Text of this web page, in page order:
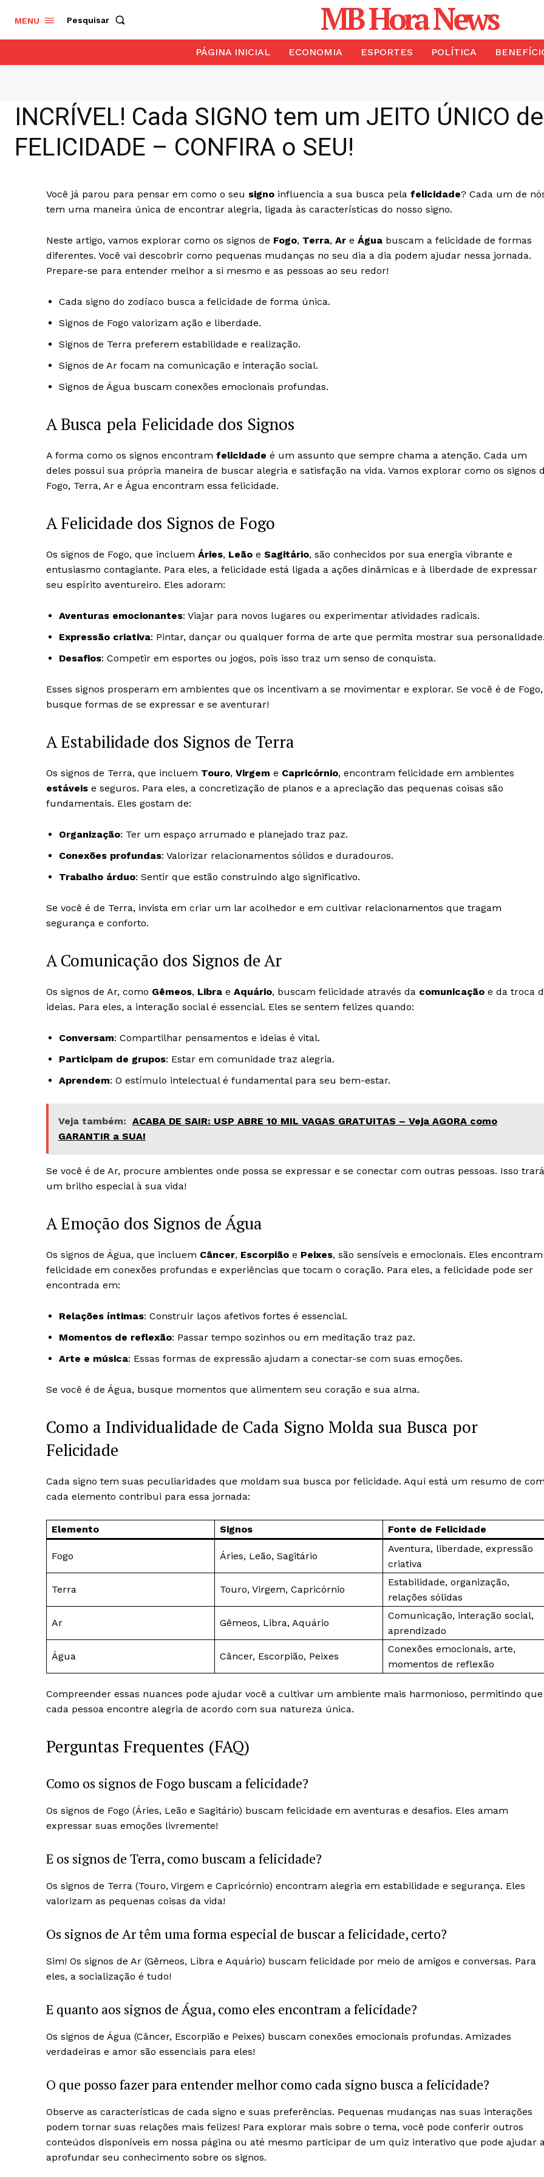
MENU Pesquisar MB Hora News
PÁGINA INICIAL ECONOMIA ESPORTES POLÍTICA
INCRÍVEL! Cada SIGNO tem um JEITO ÚNICO
FELICIDADE – CONFIRA o SEU!
Você já parou para pensar em como o seu signo influencia a sua busca pela felicidade? Cada um de
tem uma maneira única de encontrar alegria, ligada às características do nosso signo.
Neste artigo, vamos explorar como os signos de Fogo, Terra, Ar e Água buscam a felicidade de formas
diferentes. Você vai descobrir como pequenas mudanças no seu dia a dia podem ajudar nessa jornada.
Prepare-se para entender melhor a si mesmo e as pessoas ao seu redor!
Cada signo do zodíaco busca a felicidade de forma única.
Signos de Fogo valorizam ação e liberdade.
Signos de Terra preferem estabilidade e realização.
Signos de Ar focam na comunicação e interação social.
Signos de Água buscam conexões emocionais profundas.
A Busca pela Felicidade dos Signos
A forma como os signos encontram felicidade é um assunto que sempre chama a atenção. Cada um
deles possui sua própria maneira de buscar alegria e satisfação na vida. Vamos explorar como os signos
Fogo, Terra, Ar e Água encontram essa felicidade.
A Felicidade dos Signos de Fogo
Os signos de Fogo, que incluem Áries, Leão e Sagitário, são conhecidos por sua energia vibrante e
entusiasmo contagiante. Para eles, a felicidade está ligada a ações dinâmicas e à liberdade de expressar
seu espírito aventureiro. Eles adoram:
Aventuras emocionantes: Viajar para novos lugares ou experimentar atividades radicais.
Expressão criativa: Pintar, dançar ou qualquer forma de arte que permita mostrar sua
Desafios: Competir em esportes ou jogos, pois isso traz um senso de conquista.
Esses signos prosperam em ambientes que os incentivam a se movimentar e explorar. Se você é de Fogo,
busque formas de se expressar e se aventurar!
A Estabilidade dos Signos de Terra
Os signos de Terra, que incluem Touro, Virgem e Capricórnio, encontram felicidade em ambientes
estáveis e seguros. Para eles, a concretização de planos e a apreciação das pequenas coisas são
fundamentais. Eles gostam de:
Organização: Ter um espaço arrumado e planejado traz paz.
Conexões profundas: Valorizar relacionamentos sólidos e duradouros.
Trabalho árduo: Sentir que estão construindo algo significativo.
Se você é de Terra, invista em criar um lar acolhedor e em cultivar relacionamentos que tragam
segurança e conforto.
A Comunicação dos Signos de Ar
Os signos de Ar, como Gêmeos, Libra e Aquário, buscam felicidade através da comunicação e da troca
ideias. Para eles, a interação social é essencial. Eles se sentem felizes quando:
Conversam: Compartilhar pensamentos e ideias é vital.
Participam de grupos: Estar em comunidade traz alegria.
Aprendem: O estímulo intelectual é fundamental para seu bem-estar.
Veja também: ACABA DE SAIR: USP ABRE 10 MIL VAGAS GRATUITAS – Veja AGORA como
GARANTIR a SUA!
Se você é de Ar, procure ambientes onde possa se expressar e se conectar com outras pessoas. Isso trará
um brilho especial à sua vida!
A Emoção dos Signos de Água
Os signos de Água, que incluem Câncer, Escorpião e Peixes, são sensíveis e emocionais. Eles encontram
felicidade em conexões profundas e experiências que tocam o coração. Para eles, a felicidade pode ser
encontrada em:
Relações íntimas: Construir laços afetivos fortes é essencial.
Momentos de reflexão: Passar tempo sozinhos ou em meditação traz paz.
Arte e música: Essas formas de expressão ajudam a conectar-se com suas emoções.
Se você é de Água, busque momentos que alimentem seu coração e sua alma.
Como a Individualidade de Cada Signo Molda sua Busca por
Felicidade
Cada signo tem suas peculiaridades que moldam sua busca por felicidade. Aqui está um resumo de
cada elemento contribui para essa jornada:
Elemento Signos Fonte de Felicidade
Fogo Áries, Leão, Sagitário
Aventura, liberdade, expressão
criativa
Terra Touro, Virgem, Capricórnio
Estabilidade, organização,
relações sólidas
Ar Gêmeos, Libra, Aquário
Comunicação, interação social,
aprendizado
Água Câncer, Escorpião, Peixes
Conexões emocionais, arte,
momentos de reflexão
Compreender essas nuances pode ajudar você a cultivar um ambiente mais harmonioso, permitindo que
cada pessoa encontre alegria de acordo com sua natureza única.
Perguntas Frequentes (FAQ)
Como os signos de Fogo buscam a felicidade?
Os signos de Fogo (Áries, Leão e Sagitário) buscam felicidade em aventuras e desafios. Eles amam
expressar suas emoções livremente!
E os signos de Terra, como buscam a felicidade?
Os signos de Terra (Touro, Virgem e Capricórnio) encontram alegria em estabilidade e segurança. Eles
valorizam as pequenas coisas da vida!
Os signos de Ar têm uma forma especial de buscar a felicidade, certo?
Sim! Os signos de Ar (Gêmeos, Libra e Aquário) buscam felicidade por meio de amigos e conversas. Para
eles, a socialização é tudo!
E quanto aos signos de Água, como eles encontram a felicidade?
Os signos de Água (Câncer, Escorpião e Peixes) buscam conexões emocionais profundas. Amizades
verdadeiras e amor são essenciais para eles!
O que posso fazer para entender melhor como cada signo busca a felicidade?
Observe as características de cada signo e suas preferências. Pequenas mudanças nas suas interações
podem tornar suas relações mais felizes! Para explorar mais sobre o tema, você pode conferir outros
conteúdos disponíveis em nossa página ou até mesmo participar de um quiz interativo que pode ajudar
aprofundar seu conhecimento sobre os signos.